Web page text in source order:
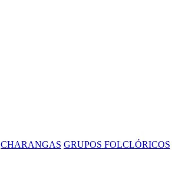
CHARANGAS GRUPOS FOLCLÓRICOS